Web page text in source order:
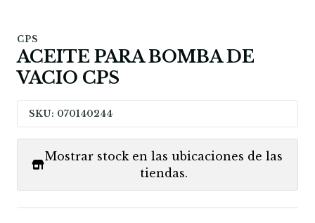
CPS
ACEITE PARA BOMBA DE
VACIO CPS
SKU: 070140244
Mostrar stock en las ubicaciones de las
tiendas.